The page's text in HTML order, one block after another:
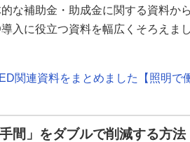
な補助金・助成金に関する資料か
導入に役立つ資料を幅広くそろえま
関連資料をまとめました【照明で
間」をダブルで削減する方法